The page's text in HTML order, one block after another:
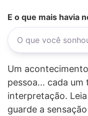
E o que mais havia
Um
pessoa... cada um
interpretação.
guarde a